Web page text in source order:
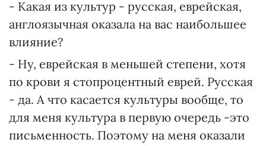
- Какая из культур - русская, еврейская,
англоязычная оказала на вас наибольшее
влияние?
- Ну, еврейская в меньшей степени, хотя
по крови я стопроцентный еврей. Русская
- да. А что касается культуры вообще, то
для меня культура в первую очередь -это
письменность. Поэтому на меня оказали